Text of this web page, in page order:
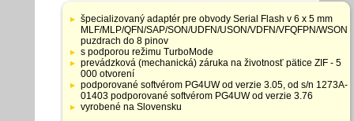
Tabuľka
so
špecifikáciami
adaptérov
špecializovaný adaptér pre obvody Serial Flash v 6 x 5 mm
MLF/MLP/QFN/SAP/SON/UDFN/USON/VDFN/VFQFPN/WSON
puzdrach do 8 pinov
s podporou režimu TurboMode
prevádzková (mechanická) záruka na životnosť pätice ZIF - 5
000 otvorení
podporované softvérom PG4UW od verzie 3.05, od s/n 1273A-
01403 podporované softvérom PG4UW od verzie 3.76
vyrobené na Slovensku